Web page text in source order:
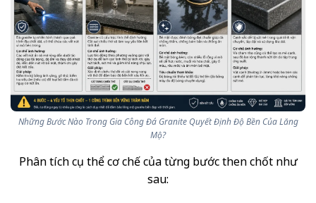
Những Bước Nào Trong Gia Công Đá Granite Quyết Định Độ Bền Của Lăng
Mộ?
Phân tích cụ thể cơ chế của từng bước then chốt như
sau: